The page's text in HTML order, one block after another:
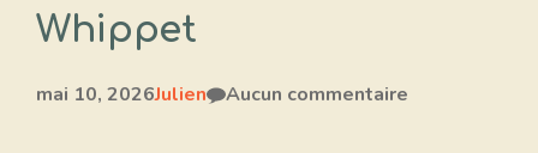
Whippet
mai 10, 2026Julien Aucun commentaire